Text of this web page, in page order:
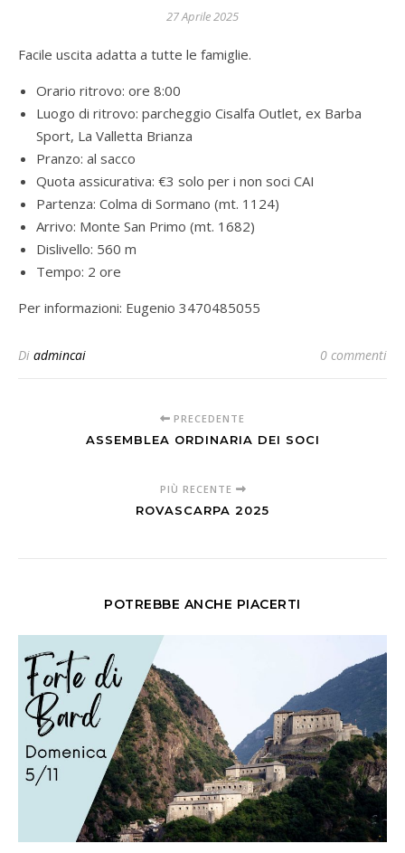
27 Aprile 2025
Facile uscita adatta a tutte le famiglie.
Orario ritrovo: ore 8:00
Luogo di ritrovo: parcheggio Cisalfa Outlet, ex Barba
Sport, La Valletta Brianza
Pranzo: al sacco
Quota assicurativa: €3 solo per i non soci CAI
Partenza: Colma di Sormano (mt. 1124)
Arrivo: Monte San Primo (mt. 1682)
Dislivello: 560 m
Tempo: 2 ore
Per informazioni: Eugenio 3470485055
Di admincai 0 commenti
PRECEDENTE
ASSEMBLEA ORDINARIA DEI SOCI
PIÙ RECENTE
ROVASCARPA 2025
POTREBBE ANCHE PIACERTI